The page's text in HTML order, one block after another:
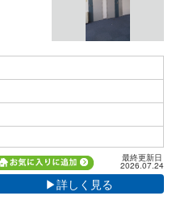
最終更新日
2026.07.24
▶詳しく見る